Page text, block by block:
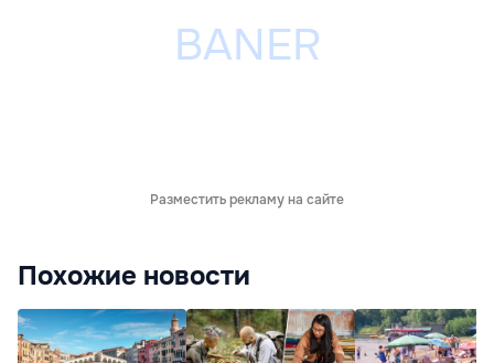
Разместить рекламу на сайте
Похожие новости